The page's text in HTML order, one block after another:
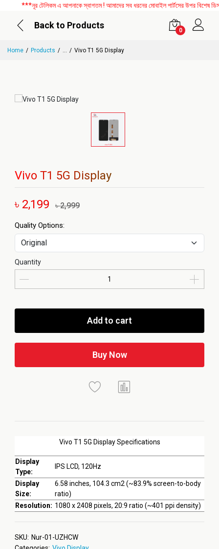
***নূর টেলিকম এ আপনাকে স্বাগতম ! আমাদের সব ধরনের মোবাইল পার্টসের উপর বিশেষ
Back to Products
0
Home Products ... Vivo T1 5G Display
Vivo T1 5G Display
৳ 2,199 ৳ 2,999
Vivo T1 5G Display Specifications
Display
Type:
IPS LCD, 120Hz
Display
Size:
6.58 inches, 104.3 cm2 (~83.9% screen-to-body
ratio)
Resolution: 1080 x 2408 pixels, 20:9 ratio (~401 ppi density)
Quality Options:
Quantity
Add to cart
Buy Now
SKU: Nur-01-UZHCW